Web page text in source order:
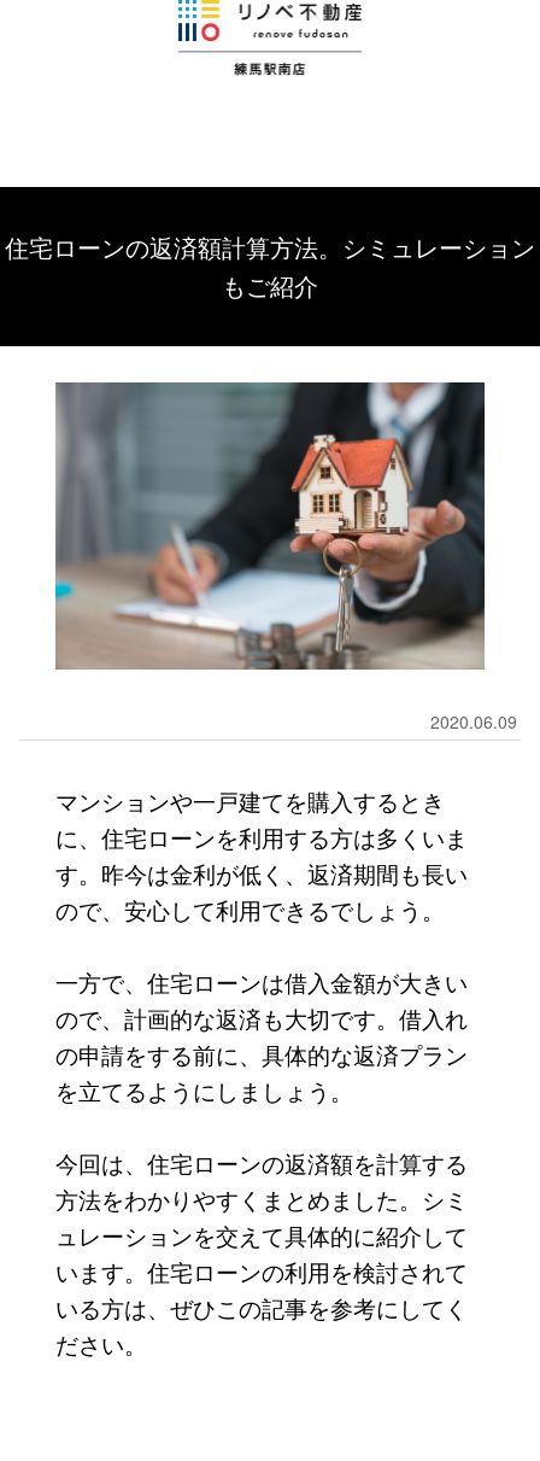
住宅ローンの返済額計算方法。シミュレーション
もご紹介
2020.06.09
マンションや一戸建てを購入するとき
に、住宅ローンを利用する方は多くいま
す。昨今は金利が低く、返済期間も長い
ので、安心して利用できるでしょう。
一方で、住宅ローンは借入金額が大きい
ので、計画的な返済も大切です。借入れ
の申請をする前に、具体的な返済プラン
を立てるようにしましょう。
今回は、住宅ローンの返済額を計算する
方法をわかりやすくまとめました。シミ
ュレーションを交えて具体的に紹介して
います。住宅ローンの利用を検討されて
いる方は、ぜひこの記事を参考にしてく
ださい。